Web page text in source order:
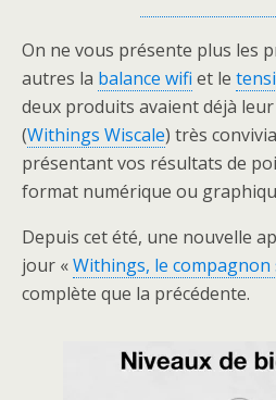
On ne vous présente plus les
autres la balance wifi et le
deux produits avaient déjà
(Withings Wiscale) très
présentant vos résultats de
format numérique ou
Depuis cet été, une nouvelle
jour «Withings, le compagnon
complète que la précédente.